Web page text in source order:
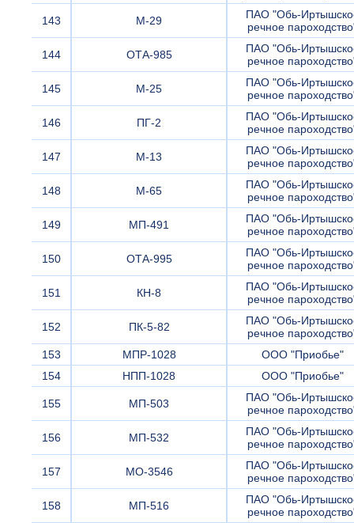
143 М-29
ПАО "Обь-
речное
144 ОТА-985
ПАО "Обь-
речное
145 М-25
ПАО "Обь-
речное
146 ПГ-2
ПАО "Обь-
речное
147 М-13
ПАО "Обь-
речное
148 М-65
ПАО "Обь-
речное
149 МП-491
ПАО "Обь-
речное
150 ОТА-995
ПАО "Обь-
речное
151 КН-8
ПАО "Обь-
речное
152 ПК-5-82
ПАО "Обь-
речное
153
МПР-1028
ООО "Приобье"
154
НПП-1028 ООО "Приобье"
155 МП-503
ПАО "Обь-
речное
156 МП-532
ПАО "Обь-
речное
157 МО-3546
ПАО "Обь-
речное
158 МП-516
ПАО "Обь-
речное